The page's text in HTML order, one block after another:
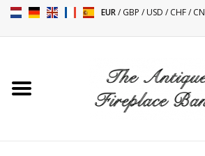
EUR/GBP /USD /CHF/